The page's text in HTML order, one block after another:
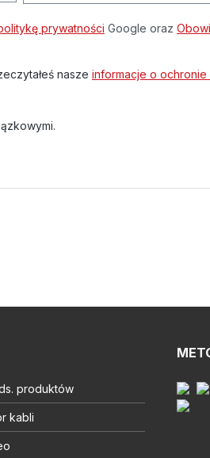
prywatności Google oraz
nasze informacje o ochronie
produktów
kabli